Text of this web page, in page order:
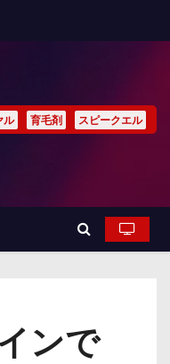
ル 育毛剤 スピークエル
ンで